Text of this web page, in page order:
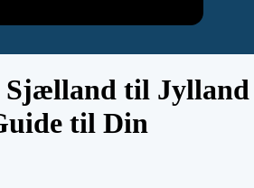
til Jylland
til Din